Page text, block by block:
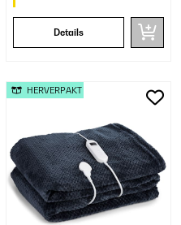
Details
HERVERPAKT